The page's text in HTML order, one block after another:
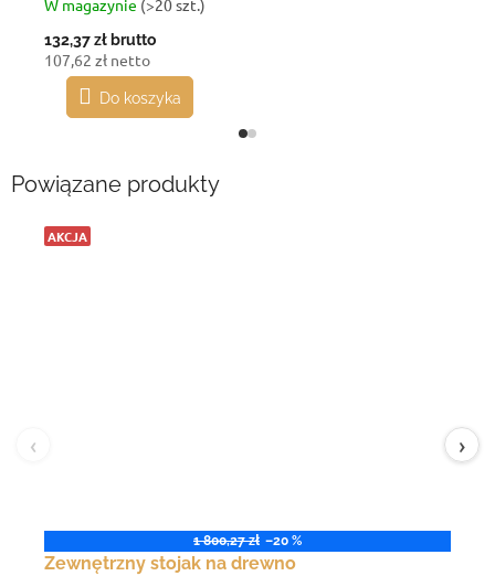
W magazynie (>20 szt.)
132,37 zł brutto
107,62 zł netto
Do koszyka
Powiązane produkty
AKCJA
1 800,27 zł –20 %
Zewnętrzny stojak na drewno
‹ ›